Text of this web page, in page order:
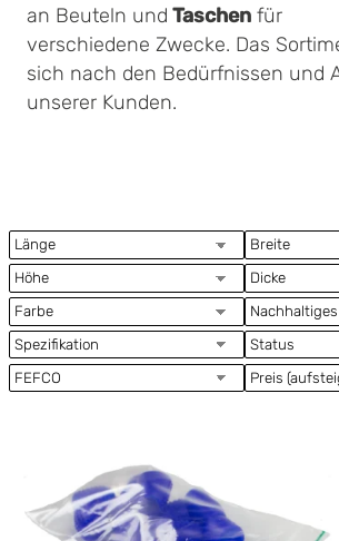
an Beuteln und Taschen für
verschiedene Zwecke. Das
sich nach den Bedürfnissen und
unserer Kunden.